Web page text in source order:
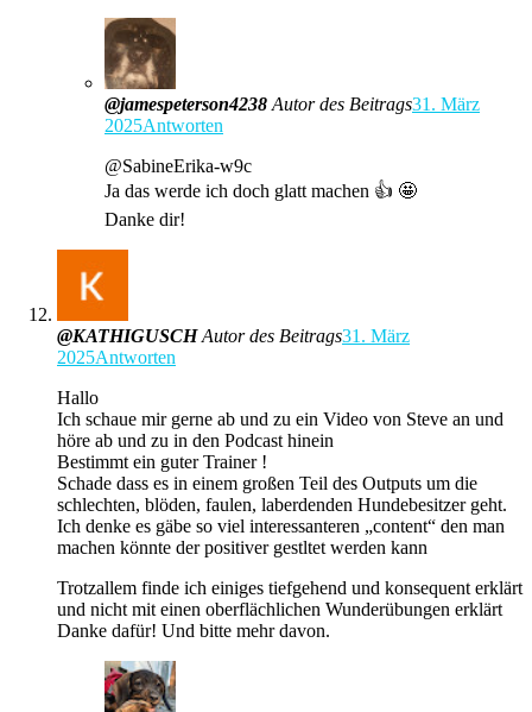
@jamespeterson4238 Autor des Beitrags31. März
2025Antworten
@SabineErika-w9c
Ja das werde ich doch glatt machen 👍 🤩
Danke dir!
@KATHIGUSCH Autor des Beitrags31. März
2025Antworten
Hallo
Ich schaue mir gerne ab und zu ein Video von Steve an und
höre ab und zu in den Podcast hinein
Bestimmt ein guter Trainer !
Schade dass es in einem großen Teil des Outputs um die
schlechten, blöden, faulen, laberdenden Hundebesitzer geht.
Ich denke es gäbe so viel interessanteren „content“ den man
machen könnte der positiver gestltet werden kann
Trotzallem finde ich einiges tiefgehend und konsequent erklärt
und nicht mit einen oberflächlichen Wunderübungen erklärt
Danke dafür! Und bitte mehr davon.